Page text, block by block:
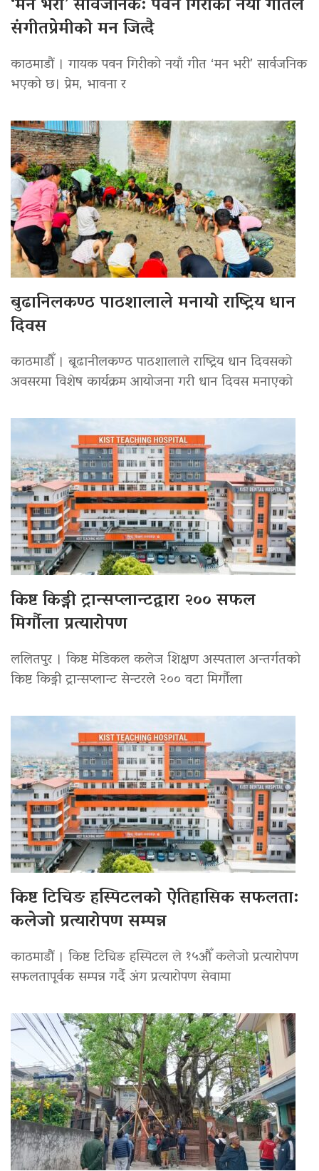
संगीतप्रेमीको मन जित्दै
काठमाडौं । गायक पवन गिरीको नयाँ गीत ‘मन भरी’ सार्वजनिक
भएको छ। प्रेम, भावना र
बुढानिलकण्ठ पाठशालाले मनायो राष्ट्रिय धान
दिवस
काठमाडौँ । बूढानीलकण्ठ पाठशालाले राष्ट्रिय धान दिवसको
अवसरमा विशेष कार्यक्रम आयोजना गरी धान दिवस मनाएको
किष्ट किड्नी ट्रान्सप्लान्टद्वारा २०० सफल
मिर्गौला प्रत्यारोपण
ललितपुर । किष्ट मेडिकल कलेज शिक्षण अस्पताल अन्तर्गतको
किष्ट किड्नी ट्रान्सप्लान्ट सेन्टरले २०० वटा मिर्गौला
किष्ट टिचिङ हस्पिटलको ऐतिहासिक सफलता:
कलेजो प्रत्यारोपण सम्पन्न
काठमाडौं । किष्ट टिचिङ हस्पिटल ले १५औँ कलेजो प्रत्यारोपण
सफलतापूर्वक सम्पन्न गर्दै अंग प्रत्यारोपण सेवामा